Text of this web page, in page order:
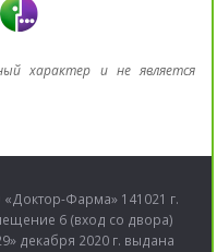
характер и не является
Фарма» 141021 г.
6 (вход со двора)
декабря 2020 г. выдана